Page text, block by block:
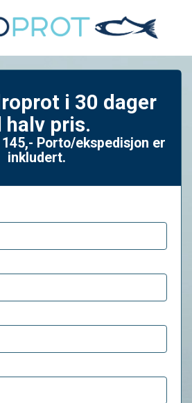
i 30 dager
halv pris.
Porto/ekspedisjon er
inkludert.